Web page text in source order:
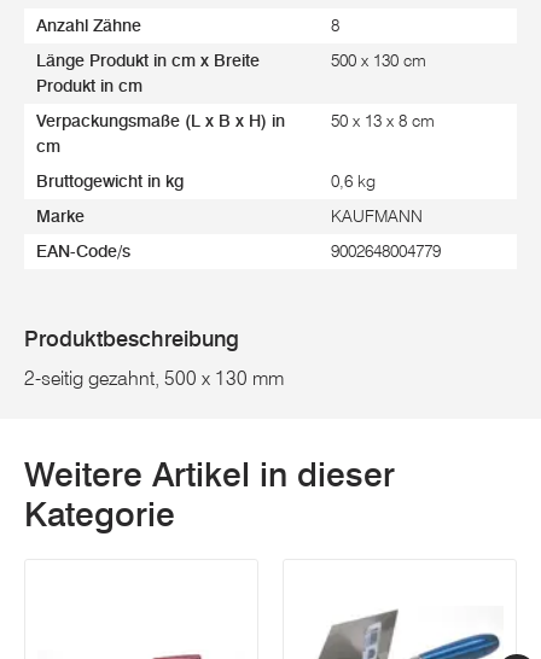
Anzahl Zähne 8
Länge Produkt in cm x Breite
Produkt in cm
500 x 130 cm
Verpackungsmaße (L x B x H) in
cm
50 x 13 x 8 cm
Bruttogewicht in kg 0,6 kg
Marke KAUFMANN
EAN-Code/s 9002648004779
Produktbeschreibung
2-seitig gezahnt, 500 x 130 mm
Weitere Artikel in dieser
Kategorie